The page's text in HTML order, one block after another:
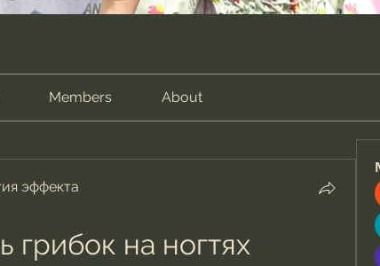
Members About
эффекта
грибок на ногтях